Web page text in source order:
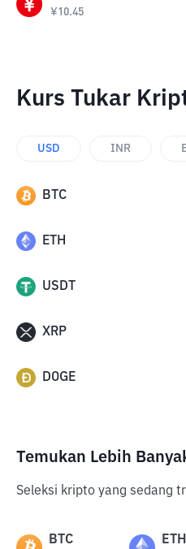
¥10.45
Kurs Tukar
USD INR
BTC
ETH
USDT
XRP
DOGE
Temukan Lebih
Seleksi kripto yang sedang
BTC ETH